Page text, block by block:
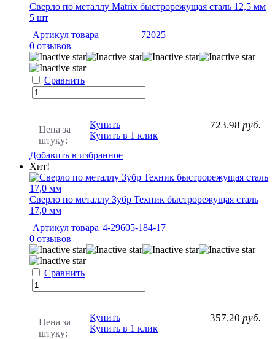
Сверло по металлу Matrix быстрорежущая сталь 12,5 мм
5 шт
Артикул товара
72025
0 отзывов
Сравнить
Цена за
штуку:
723.98 руб.
Купить
Купить в 1 клик
Добавить в избранное
Хит!
Сверло по металлу Зубр Техник быстрорежущая сталь
17,0 мм
Артикул товара 4-29605-184-17
0 отзывов
Сравнить
Цена за
штуку:
357.20 руб.
Купить
Купить в 1 клик